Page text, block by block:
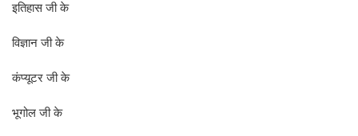
इतिहास जी के
विज्ञान जी के
कंप्यूटर जी के
भूगोल जी के